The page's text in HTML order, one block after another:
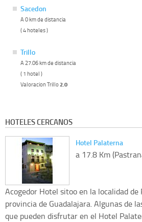
Sacedon
A 0 km de distancia
( 4 hoteles )
Trillo
A 27.06 km de distancia
( 1 hotel )
Valoracion Trillo2.0
HOTELES CERCANOS
Hotel Palaterna
a 17.8 Km
Acogedor Hotel sitoo en la localidad de
provincia de Guadalajara. Algunas de
que pueden disfrutar en el Hotel